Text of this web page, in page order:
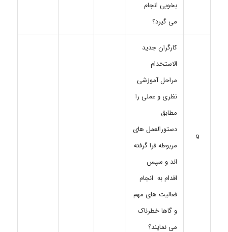
بخوبی انجام
می گیرد؟
9
کارگران جدید
الاستخدام
مراحل آموزشی
نظری و عملی را
مطابق
دستورالعمل های
مربوطه فرا گرفته
اند و سپس
اقدام به انجام
فعالیت های مهم
و گاها خطرناک
می نمایند؟